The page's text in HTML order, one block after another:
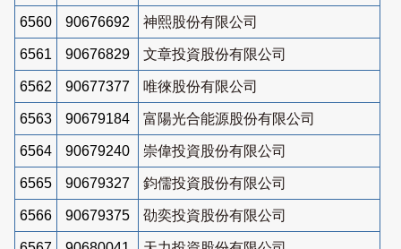
6560 90676692 神熙股份有限公司
6561 90676829 文章投資股份有限公司
6562 90677377 唯徠股份有限公司
6563 90679184 富陽光合能源股份有限公司
6564 90679240 崇偉投資股份有限公司
6565 90679327 鈞儒投資股份有限公司
6566 90679375 劭奕投資股份有限公司